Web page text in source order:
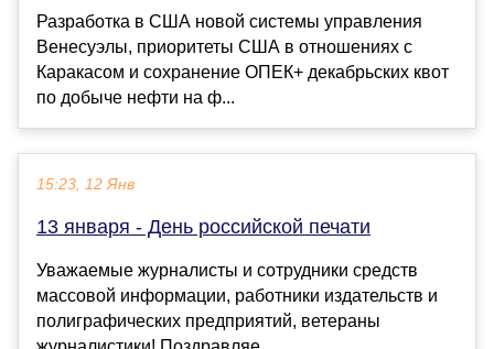
Разработка в США новой системы управления
Венесуэлы, приоритеты США в отношениях с
Каракасом и сохранение ОПЕК+ декабрьских квот
по добыче нефти на ф...
15:23, 12 Янв
13 января - День российской печати
Уважаемые журналисты и сотрудники средств
массовой информации, работники издательств и
полиграфических предприятий, ветераны